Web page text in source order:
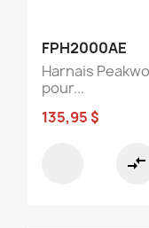
FPH2000AE
Harnais
pour...
135,95 $
compare_arrows